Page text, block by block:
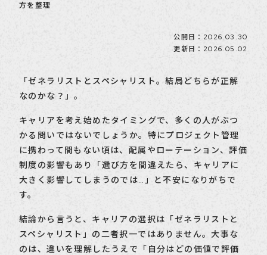
方を整理
公開日：2026.03.30
更新日：2026.05.02
「ゼネラリストとスペシャリスト。結局どちらが正解
なのかな？」。
キャリアを考え始めたタイミングで、多くの人がぶつ
かる問いではないでしょうか。特にプロジェクト管理
に携わって間もない頃は、配属やローテーション、評価
制度の影響もあり「選び方を間違えたら、キャリアに
大きく影響してしまうのでは…」と不安になりがちで
す。
結論から言うと、キャリアの選択は「ゼネラリストと
スペシャリスト」の二者択一ではありません。大事な
のは、違いを理解したうえで「自分はどの価値で評価